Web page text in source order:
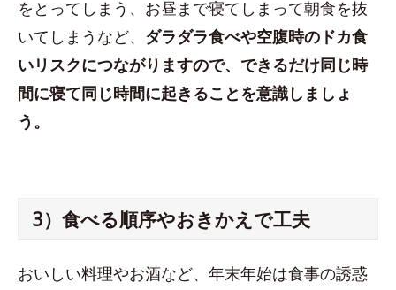
をとってしまう、お昼まで寝てしまって朝食を抜
いてしまうなど、 ダラダラ食べや空腹時のドカ食
いリスクにつながりますので、できるだけ同じ時
間に寝て同じ時間に起きることを意識しましょ
う。
3）食べる順序やおきかえで工夫
おいしい料理やお酒など、年末年始は食事の誘惑